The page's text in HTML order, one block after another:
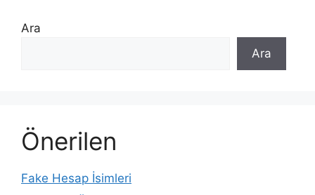
Ara
Ara
Önerilen
Fake Hesap İsimleri